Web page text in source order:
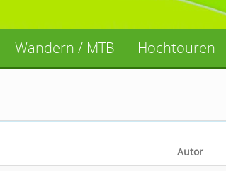
Wandern / MTB Hochtouren
Autor